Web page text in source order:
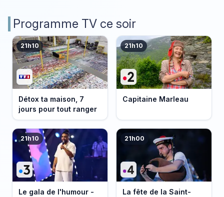
Programme TV ce soir
21h10
Détox ta maison, 7
jours pour tout ranger
21h10
Capitaine Marleau
21h10
Le gala de l'humour -
21h00
La fête de la Saint-